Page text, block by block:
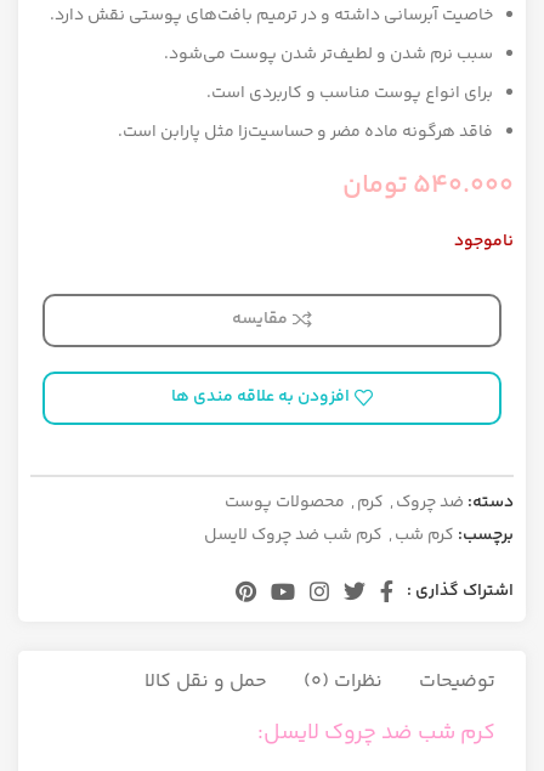
خاصیت آبرسانی داشته و در ترمیم بافت‌های پوستی نقش دارد.
سبب نرم شدن و لطیف‌تر شدن پوست می‌شود.
برای انواع پوست مناسب و کاربردی است.
فاقد هرگونه ماده مضر و حساسیت‌زا مثل پارابن است.
540.000تومان
ناموجود
مقایسه
افزودن به علاقه مندی ها
دسته: ضد چروک, کرم, محصولات پوست
برچسب: کرم شب, کرم شب ضد چروک لایسل
اشتراک گذاری :
توضیحات نظرات (0) حمل و نقل کالا
کرم شب ضد چروک لایسل: